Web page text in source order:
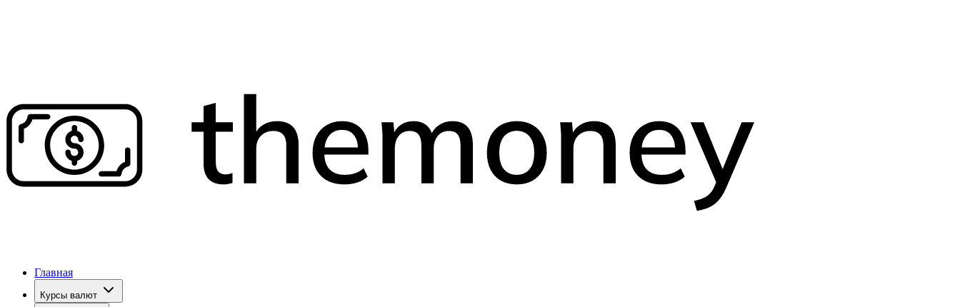
Главная
Курсы валют